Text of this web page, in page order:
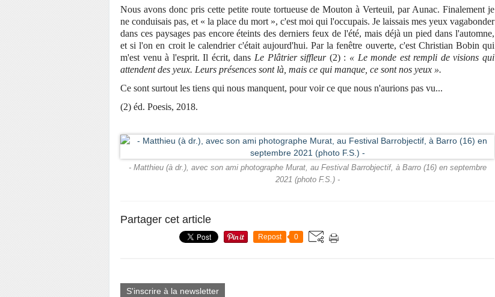
Nous avons donc pris cette petite route tortueuse de Mouton à Verteuil, par Aunac. Finalement je
ne conduisais pas, et « la place du mort », c'est moi qui l'occupais. Je laissais mes yeux vagabonder
dans ces paysages pas encore éteints des derniers feux de l'été, mais déjà un pied dans l'automne,
et si l'on en croit le calendrier c'était aujourd'hui. Par la fenêtre ouverte, c'est Christian Bobin qui
m'est venu à l'esprit. Il écrit, dans Le Plâtrier siffleur(2) : « Le monde est rempli de visions qui
attendent des yeux. Leurs présences sont là, mais ce qui manque, ce sont nos yeux ».
Ce sont surtout les tiens qui nous manquent, pour voir ce que nous n'aurions pas vu...
(2) éd. Poesis, 2018.
- Matthieu (à dr.), avec son ami photographe Murat, au Festival Barrobjectif, à Barro (16) en septembre
2021 (photo F.S.) -
Partager cet article
Repost 0
S'inscrire à la newsletter